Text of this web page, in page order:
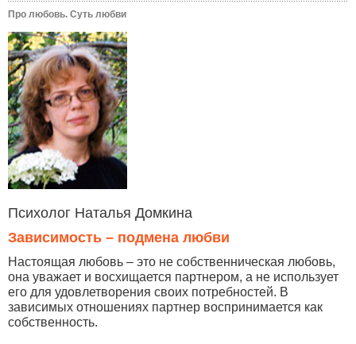
Про любовь. Суть любви
Психолог Наталья Домкина
Зависимость – подмена любви
Настоящая любовь – это не собственническая любовь,
она уважает и восхищается партнером, а не использует
его для удовлетворения своих потребностей. В
зависимых отношениях партнер воспринимается как
собственность.